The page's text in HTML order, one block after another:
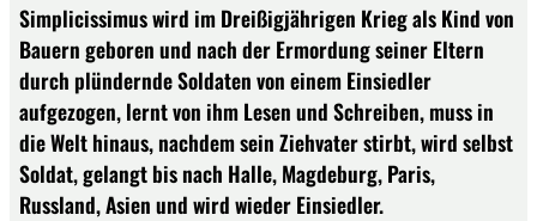
Simplicissimus wird im Dreißigjährigen Krieg als Kind von
Bauern geboren und nach der Ermordung seiner Eltern
durch plündernde Soldaten von einem Einsiedler
aufgezogen, lernt von ihm Lesen und Schreiben, muss in
die Welt hinaus, nachdem sein Ziehvater stirbt, wird selbst
Soldat, gelangt bis nach Halle, Magdeburg, Paris,
Russland, Asien und wird wieder Einsiedler.